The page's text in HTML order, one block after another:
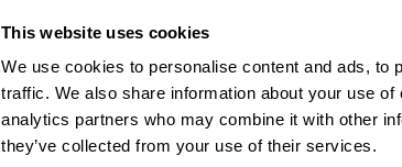
This website uses cookies
We use cookies to personalise content and ads, to
traffic. We also share information about your use
analytics partners who may combine it with other
they’ve collected from your use of their services.